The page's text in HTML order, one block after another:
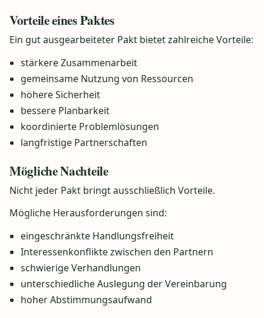
Vorteile eines Paktes
Ein gut ausgearbeiteter Pakt bietet zahlreiche Vorteile:
stärkere Zusammenarbeit
gemeinsame Nutzung von Ressourcen
höhere Sicherheit
bessere Planbarkeit
koordinierte Problemlösungen
langfristige Partnerschaften
Mögliche Nachteile
Nicht jeder Pakt bringt ausschließlich Vorteile.
Mögliche Herausforderungen sind:
eingeschränkte Handlungsfreiheit
Interessenkonflikte zwischen den Partnern
schwierige Verhandlungen
unterschiedliche Auslegung der Vereinbarung
hoher Abstimmungsaufwand